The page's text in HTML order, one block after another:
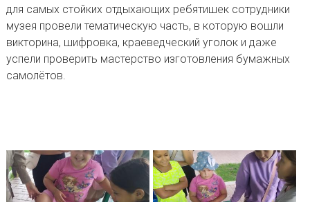
для самых стойких отдыхающих ребятишек сотрудники
музея провели тематическую часть, в которую вошли
викторина, шифровка, краеведческий уголок и даже
успели проверить мастерство изготовления бумажных
самолётов.